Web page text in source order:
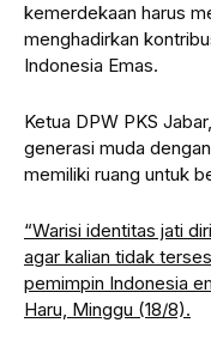
kemerdekaan harus
menghadirkan
Indonesia Emas.
Ketua DPW PKS
generasi muda
memiliki ruang untuk
“Warisi identitas jati
agar kalian tidak
pemimpin Indonesia
Haru, Minggu (18/8).